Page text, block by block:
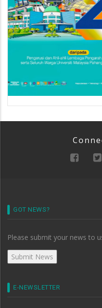
GOT NEWS?
Please submit your news to
E-NEWSLETTER